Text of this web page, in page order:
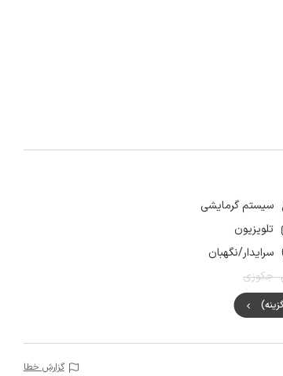
سیستم گرمایشی
تلویزیون
سرایدار/نگهبان
جکوزی
گزارش خطا